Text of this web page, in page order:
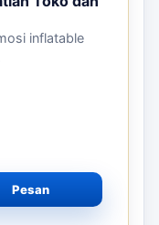
inflatable
Pesan